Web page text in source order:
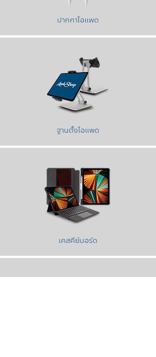
ปากกาไอแพด
ฐานตั้งไอแพด
เคสคีย์บอร์ด